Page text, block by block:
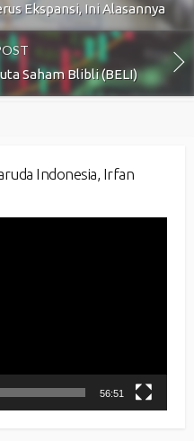
Ekspansi, Ini Alasannya
Saham Blibli (BELI)
Indonesia, Irfan
56:51